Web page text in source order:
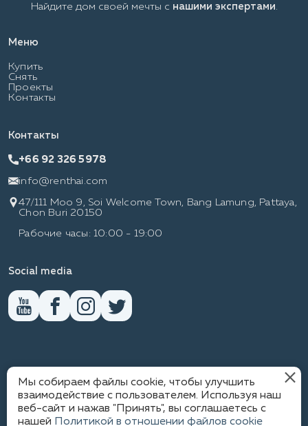
Меню
Купить
Снять
Проекты
Контакты
Найдите дом своей мечты с нашими экспертами
Контакты
+66 92 326 5978
info@renthai.com
47/111 Moo 9, Soi Welcome Town, Bang Lamung, Pattaya,
Chon Buri 20150
Рабочие часы: 10:00 - 19:00
Social media
RENTHAI
ПОЛИТИКА КОНФИДЕНЦИАЛЬНОСТИ
Мы собираем файлы cookie, чтобы улучшить
взаимодействие с пользователем. Используя наш
веб-сайт и нажав "Принять", вы соглашаетесь с
нашей Политикой в отношении файлов cookie